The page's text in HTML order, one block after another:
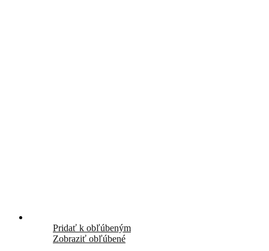
Pridať k obľúbeným
Zobraziť obľúbené